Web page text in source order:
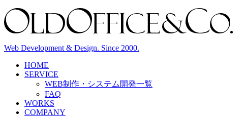
Web Development & Design. Since 2000.
HOME
SERVICE
WEB制作・システム開発一覧
FAQ
WORKS
COMPANY